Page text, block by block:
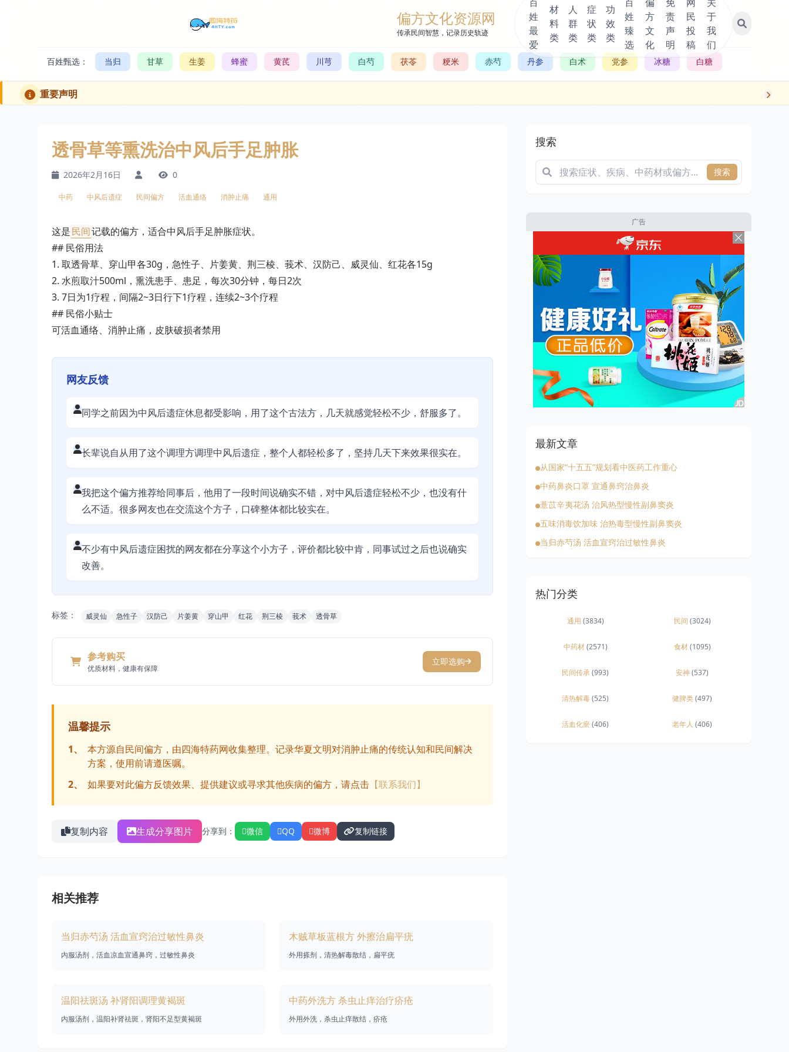
偏方文化资源网
传承民间智慧，记录历史轨迹
姓
最
爱
材
料
类
人
群
类
症
状
类
功
效
类
姓
臻
选
方
文
化
责
声
明
民
投
稿
于
我
们
百姓甄选： 当归 甘草 生姜 蜂蜜 黄芪 川芎 白芍 茯苓 粳米 赤芍 丹参 白术 党参 冰糖 白糖
重要声明
透骨草等熏洗治中风后手足肿胀
2026年2月16日 0
中药 中风后遗症 民间偏方 活血通络 消肿止痛 通用
这是民间记载的偏方，适合中风后手足肿胀症状。
## 民俗用法
1. 取透骨草、穿山甲各30g，急性子、片姜黄、荆三棱、莪术、汉防己、威灵仙、红花各15g
2. 水煎取汁500ml，熏洗患手、患足，每次30分钟，每日2次
3. 7日为1疗程，间隔2~3日行下1疗程，连续2~3个疗程
## 民俗小贴士
可活血通络、消肿止痛，皮肤破损者禁用
网友反馈
同学之前因为中风后遗症休息都受影响，用了这个古法方，几天就感觉轻松不少，舒服多了。
长辈说自从用了这个调理方调理中风后遗症，整个人都轻松多了，坚持几天下来效果很实在。
我把这个偏方推荐给同事后，他用了一段时间说确实不错，对中风后遗症轻松不少，也没有什
么不适。很多网友也在交流这个方子，口碑整体都比较实在。
不少有中风后遗症困扰的网友都在分享这个小方子，评价都比较中肯，同事试过之后也说确实
改善。
标签： 威灵仙 急性子 汉防己 片姜黄 穿山甲 红花 荆三棱 莪术 透骨草
参考购买
优质材料，健康有保障
立即选购
温馨提示
1、
本方源自民间偏方，由四海特药网收集整理。记录华夏文明对消肿止痛的传统认知和民间解决
方案，使用前请遵医嘱。
2、
如果要对此偏方反馈效果、提供建议或寻求其他疾病的偏方，请点击 【联系我们】
复制内容 生成分享图片 分享到： 微信 QQ 微博 复制链接
相关推荐
当归赤芍汤 活血宣窍治过敏性鼻炎
内服汤剂，活血凉血宣通鼻窍，过敏性鼻炎
木贼草板蓝根方 外擦治扁平疣
外用搽剂，清热解毒散结，扁平疣
温阳祛斑汤 补肾阳调理黄褐斑
内服汤剂，温阳补肾祛斑，肾阳不足型黄褐斑
中药外洗方 杀虫止痒治疗疥疮
外用外洗，杀虫止痒散结，疥疮
搜索
搜索
广告
最新文章
从国家“十五五”规划看中医药工作重心
中药鼻炎口罩 宣通鼻窍治鼻炎
薏苡辛夷花汤 治风热型慢性副鼻窦炎
五味消毒饮加味 治热毒型慢性副鼻窦炎
当归赤芍汤 活血宣窍治过敏性鼻炎
热门分类
通用 (3834) 民间 (3024)
中药材(2571) 食材(1095)
民间传承(993) 安神(537)
清热解毒(525) 健脾类(497)
活血化瘀(406) 老年人 (406)